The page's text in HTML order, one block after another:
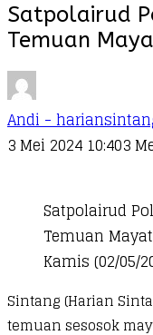
Satpolairud
Temuan
Andi -
3 Mei 2024 10:403
Satpolairud
Temuan
Kamis (02/05/
Sintang (Harian
temuan sesosok